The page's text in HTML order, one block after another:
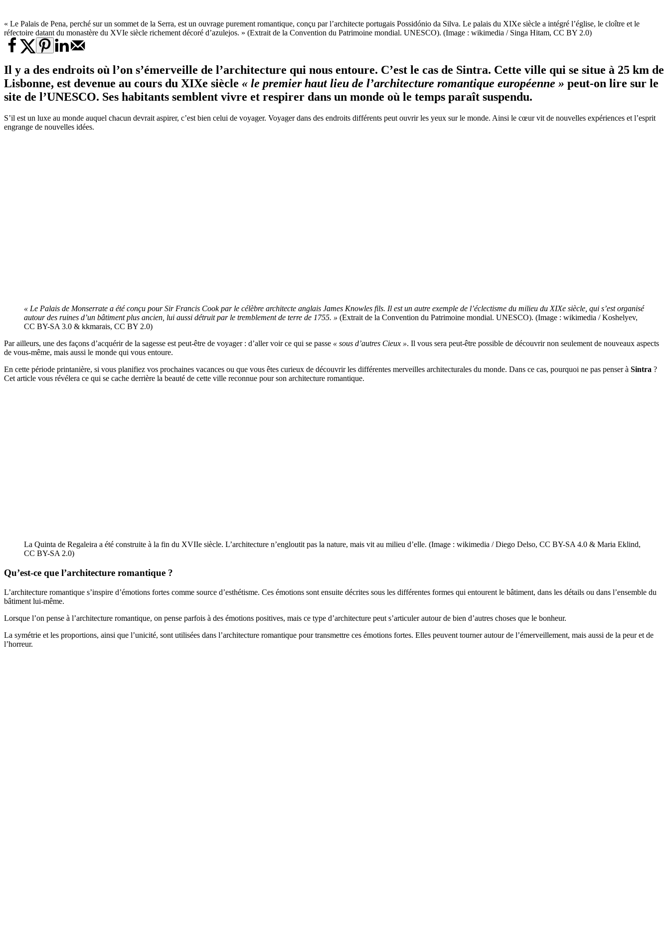
« Le Palais de Pena, perché sur un sommet de la Serra, est un ouvrage purement romantique, conçu par l’architecte portugais Possidónio da Silva. Le palais du XIXe siècle a intégré l’église, le cloître et le
réfectoire datant du monastère du XVIe siècle richement décoré d’azulejos. » (Extrait de la Convention du Patrimoine mondial. UNESCO). (Image : wikimedia / Singa Hitam, CC BY 2.0)
Il y a des endroits où l’on s’émerveille de l’architecture qui nous entoure. C’est le cas de Sintra. Cette ville qui se situe à 25 km de
Lisbonne, est devenue au cours du XIXe siècle « le premier haut lieu de l’architecture romantique européenne » peut-on lire sur le
site de l’UNESCO. Ses habitants semblent vivre et respirer dans un monde où le temps paraît suspendu.
S’il est un luxe au monde auquel chacun devrait aspirer, c’est bien celui de voyager. Voyager dans des endroits différents peut ouvrir les yeux sur le monde. Ainsi le cœur vit de nouvelles expériences et l’esprit
engrange de nouvelles idées.
« Le Palais de Monserrate a été conçu pour Sir Francis Cook par le célèbre architecte anglais James Knowles fils. Il est un autre exemple de l’éclectisme du milieu du XIXe siècle, qui s’est organisé
autour des ruines d’un bâtiment plus ancien, lui aussi détruit par le tremblement de terre de 1755. » (Extrait de la Convention du Patrimoine mondial. UNESCO). (Image : wikimedia / Koshelyev,
CC BY-SA 3.0 & kkmarais, CC BY 2.0)
Par ailleurs, une des façons d’acquérir de la sagesse est peut-être de voyager : d’aller voir ce qui se passe « sous d’autres Cieux ». Il vous sera peut-être possible de découvrir non seulement de nouveaux aspects
de vous-même, mais aussi le monde qui vous entoure.
En cette période printanière, si vous planifiez vos prochaines vacances ou que vous êtes curieux de découvrir les différentes merveilles architecturales du monde. Dans ce cas, pourquoi ne pas penser à Sintra ?
Cet article vous révélera ce qui se cache derrière la beauté de cette ville reconnue pour son architecture romantique.
La Quinta de Regaleira a été construite à la fin du XVIIe siècle. L’architecture n’engloutit pas la nature, mais vit au milieu d’elle. (Image : wikimedia / Diego Delso, CC BY-SA 4.0 & Maria Eklind,
CC BY-SA 2.0)
Qu’est-ce que l’architecture romantique ?
L’architecture romantique s’inspire d’émotions fortes comme source d’esthétisme. Ces émotions sont ensuite décrites sous les différentes formes qui entourent le bâtiment, dans les détails ou dans l’ensemble du
bâtiment lui-même.
Lorsque l’on pense à l’architecture romantique, on pense parfois à des émotions positives, mais ce type d’architecture peut s’articuler autour de bien d’autres choses que le bonheur.
La symétrie et les proportions, ainsi que l’unicité, sont utilisées dans l’architecture romantique pour transmettre ces émotions fortes. Elles peuvent tourner autour de l’émerveillement, mais aussi de la peur et de
l’horreur.